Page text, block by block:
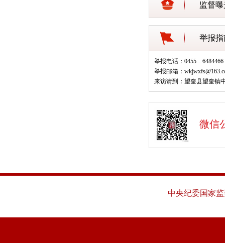
监督
举报指
举报电话：0455—6484466
举报邮箱：
来访请到：望奎县望奎镇
微信
中央纪委国家